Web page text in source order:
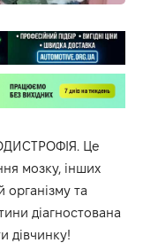
Це
мозку, інших
організму та
діагностована
дівчинку!